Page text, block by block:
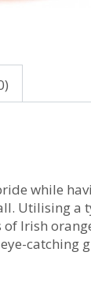
while
Utilising a
Irish
catching